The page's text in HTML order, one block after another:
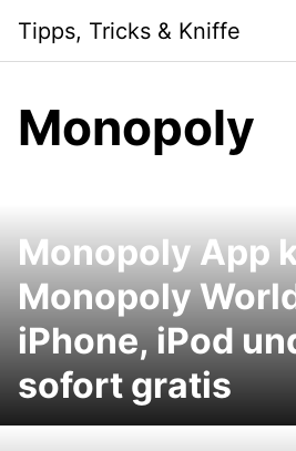
content
Tipps, Tricks & Kniffe
Monopoly
Monopoly App
Monopoly
iPhone, iPod
sofort gratis